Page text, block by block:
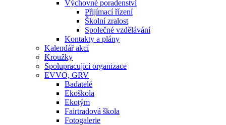
Výchovné poradenství
Přijímací řízení
Školní zralost
Společné vzdělávání
Kontakty a plány
Kalendář akcí
Kroužky
Spolupracující organizace
EVVO, GRV
Badatelé
Ekoškola
Ekotým
Fairtradová škola
Fotogalerie